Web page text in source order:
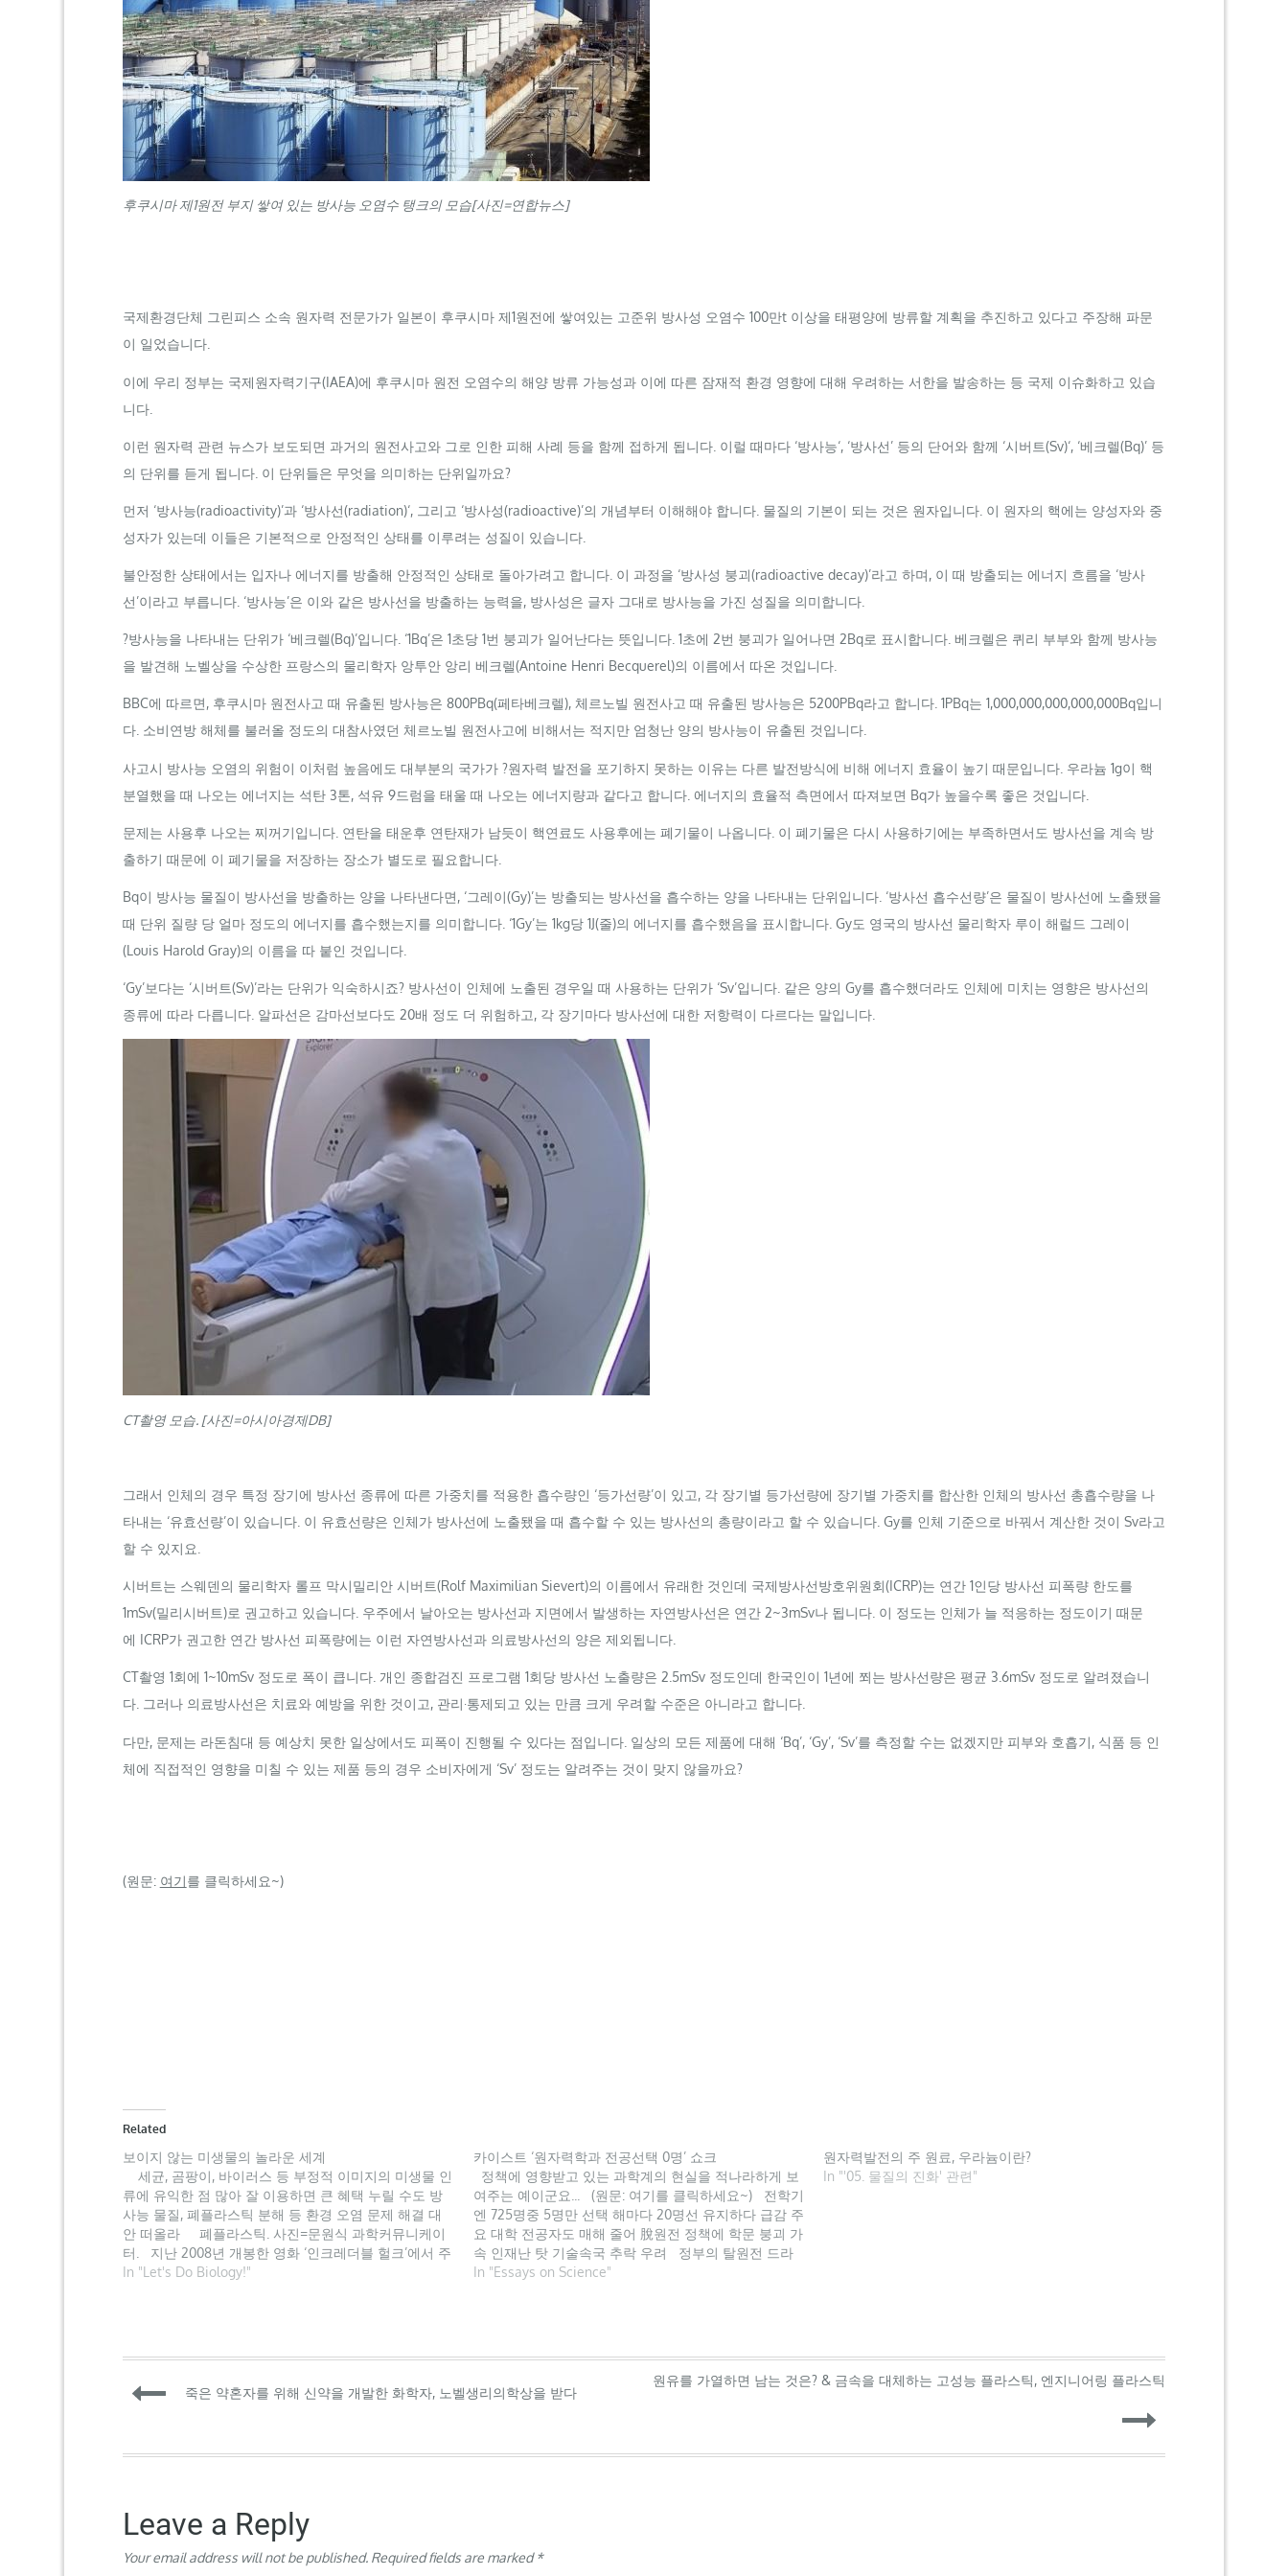
후쿠시마 제1원전 부지 쌓여 있는 방사능 오염수 탱크의 모습[사진=연합뉴스]
국제환경단체 그린피스 소속 원자력 전문가가 일본이 후쿠시마 제1원전에 쌓여있는 고준위 방사성 오염수 100만t 이상을 태평양에 방류할 계획을 추진하고 있다고 주장해 파문
이 일었습니다.
이에 우리 정부는 국제원자력기구(IAEA)에 후쿠시마 원전 오염수의 해양 방류 가능성과 이에 따른 잠재적 환경 영향에 대해 우려하는 서한을 발송하는 등 국제 이슈화하고 있습
니다.
이런 원자력 관련 뉴스가 보도되면 과거의 원전사고와 그로 인한 피해 사례 등을 함께 접하게 됩니다. 이럴 때마다 ‘방사능‘,‘방사선’ 등의 단어와 함께 ‘시버트(Sv)‘,‘베크렐(Bq)’ 등
의 단위를 듣게 됩니다. 이 단위들은 무엇을 의미하는 단위일까요?
먼저 ‘방사능(radioactivity)’과 ‘방사선(radiation)‘,그리고 ‘방사성(radioactive)’의 개념부터 이해해야 합니다. 물질의 기본이 되는 것은 원자입니다. 이 원자의 핵에는 양성자와 중
성자가 있는데 이들은 기본적으로 안정적인 상태를 이루려는 성질이 있습니다.
불안정한 상태에서는 입자나 에너지를 방출해 안정적인 상태로 돌아가려고 합니다. 이 과정을 ‘방사성 붕괴(radioactive decay)’라고 하며, 이 때 방출되는 에너지 흐름을 ‘방사
선’이라고 부릅니다. ‘방사능’은 이와 같은 방사선을 방출하는 능력을, 방사성은 글자 그대로 방사능을 가진 성질을 의미합니다.
?방사능을 나타내는 단위가 ‘베크렐(Bq)’입니다. ‘1Bq’은 1초당 1번 붕괴가 일어난다는 뜻입니다. 1초에 2번 붕괴가 일어나면 2Bq로 표시합니다. 베크렐은 퀴리 부부와 함께 방사능
을 발견해 노벨상을 수상한 프랑스의 물리학자 앙투안 앙리 베크렐(Antoine Henri Becquerel)의 이름에서 따온 것입니다.
BBC에 따르면, 후쿠시마 원전사고 때 유출된 방사능은 800PBq(페타베크렐), 체르노빌 원전사고 때 유출된 방사능은 5200PBq라고 합니다. 1PBq는 1,000,000,000,000,000Bq입니
다. 소비연방 해체를 불러올 정도의 대참사였던 체르노빌 원전사고에 비해서는 적지만 엄청난 양의 방사능이 유출된 것입니다.
사고시 방사능 오염의 위험이 이처럼 높음에도 대부분의 국가가 ?원자력 발전을 포기하지 못하는 이유는 다른 발전방식에 비해 에너지 효율이 높기 때문입니다. 우라늄 1g이 핵
분열했을 때 나오는 에너지는 석탄 3톤, 석유 9드럼을 태울 때 나오는 에너지량과 같다고 합니다. 에너지의 효율적 측면에서 따져보면 Bq가 높을수록 좋은 것입니다.
문제는 사용후 나오는 찌꺼기입니다. 연탄을 태운후 연탄재가 남듯이 핵연료도 사용후에는 폐기물이 나옵니다. 이 폐기물은 다시 사용하기에는 부족하면서도 방사선을 계속 방
출하기 때문에 이 폐기물을 저장하는 장소가 별도로 필요합니다.
Bq이 방사능 물질이 방사선을 방출하는 양을 나타낸다면, ‘그레이(Gy)’는 방출되는 방사선을 흡수하는 양을 나타내는 단위입니다. ‘방사선 흡수선량’은 물질이 방사선에 노출됐을
때 단위 질량 당 얼마 정도의 에너지를 흡수했는지를 의미합니다. ‘1Gy’는 1kg당 1J(줄)의 에너지를 흡수했음을 표시합니다. Gy도 영국의 방사선 물리학자 루이 해럴드 그레이
(Louis Harold Gray)의 이름을 따 붙인 것입니다.
‘Gy’보다는 ‘시버트(Sv)’라는 단위가 익숙하시죠? 방사선이 인체에 노출된 경우일 때 사용하는 단위가 ‘Sv’입니다. 같은 양의 Gy를 흡수했더라도 인체에 미치는 영향은 방사선의
종류에 따라 다릅니다. 알파선은 감마선보다도 20배 정도 더 위험하고, 각 장기마다 방사선에 대한 저항력이 다르다는 말입니다.
CT촬영 모습. [사진=아시아경제DB]
그래서 인체의 경우 특정 장기에 방사선 종류에 따른 가중치를 적용한 흡수량인 ‘등가선량’이 있고, 각 장기별 등가선량에 장기별 가중치를 합산한 인체의 방사선 총흡수량을 나
타내는 ‘유효선량’이 있습니다. 이 유효선량은 인체가 방사선에 노출됐을 때 흡수할 수 있는 방사선의 총량이라고 할 수 있습니다. Gy를 인체 기준으로 바꿔서 계산한 것이 Sv라고
할 수 있지요.
시버트는 스웨덴의 물리학자 롤프 막시밀리안 시버트(Rolf Maximilian Sievert)의 이름에서 유래한 것인데 국제방사선방호위원회(ICRP)는 연간 1인당 방사선 피폭량 한도를
1mSv(밀리시버트)로 권고하고 있습니다. 우주에서 날아오는 방사선과 지면에서 발생하는 자연방사선은 연간 2~3mSv나 됩니다. 이 정도는 인체가 늘 적응하는 정도이기 때문
에 ICRP가 권고한 연간 방사선 피폭량에는 이런 자연방사선과 의료방사선의 양은 제외됩니다.
CT촬영 1회에 1~10mSv정도로 폭이 큽니다. 개인 종합검진 프로그램 1회당 방사선 노출량은 2.5mSv정도인데 한국인이 1년에 쬐는 방사선량은 평균 3.6mSv정도로 알려졌습니
다. 그러나 의료방사선은 치료와 예방을 위한 것이고, 관리·통제되고 있는 만큼 크게 우려할 수준은 아니라고 합니다.
다만, 문제는 라돈침대 등 예상치 못한 일상에서도 피폭이 진행될 수 있다는 점입니다. 일상의 모든 제품에 대해 ‘Bq’, ‘Gy’, ‘Sv’를 측정할 수는 없겠지만 피부와 호흡기, 식품 등 인
체에 직접적인 영향을 미칠 수 있는 제품 등의 경우 소비자에게 ‘Sv’정도는 알려주는 것이 맞지 않을까요?
(원문: 여기를 클릭하세요~)
Related
보이지 않는 미생물의 놀라운 세계
세균, 곰팡이, 바이러스 등 부정적 이미지의 미생물 인
류에 유익한 점 많아 잘 이용하면 큰 혜택 누릴 수도 방
사능 물질, 폐플라스틱 분해 등 환경 오염 문제 해결 대
안 떠올라 폐플라스틱. 사진=문원식 과학커뮤니케이
터. 지난 2008년 개봉한 영화 ‘인크레더블 헐크’에서 주
인공 브루스 배너 박사는 실험 중 감마선에 노출된…
In "Let's Do Biology!"
카이스트 ‘원자력학과 전공선택 0명’ 쇼크
정책에 영향받고 있는 과학계의 현실을 적나라하게 보
여주는 예이군요... (원문: 여기를 클릭하세요~) 전학기
엔 725명중 5명만 선택 해마다 20명선 유지하다 급감 주
요 대학 전공자도 매해 줄어 脫원전 정책에 학문 붕괴 가
속 인재난 탓 기술속국 추락 우려 정부의 탈원전 드라
이브가 시작된 지 1년 만에 미래 원자력 인재 양성이 토
In "Essays on Science"
원자력발전의 주 원료, 우라늄이란?
In "'05. 물질의 진화' 관련"
Post
navigation
죽은 약혼자를 위해 신약을 개발한 화학자, 노벨생리의학상을 받다
원유를 가열하면 남는 것은? & 금속을 대체하는 고성능 플라스틱, 엔지니어링 플라스틱
Leave a Reply
Your email address will not be published. Required fields are marked*